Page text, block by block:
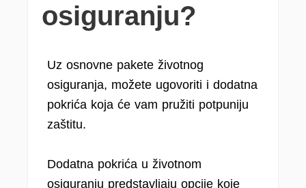
osiguranju?
Uz osnovne pakete životnog
osiguranja, možete ugovoriti i dodatna
pokrića koja će vam pružiti potpuniju
zaštitu.
Dodatna pokrića u životnom
osiguranju predstavljaju opcije koje